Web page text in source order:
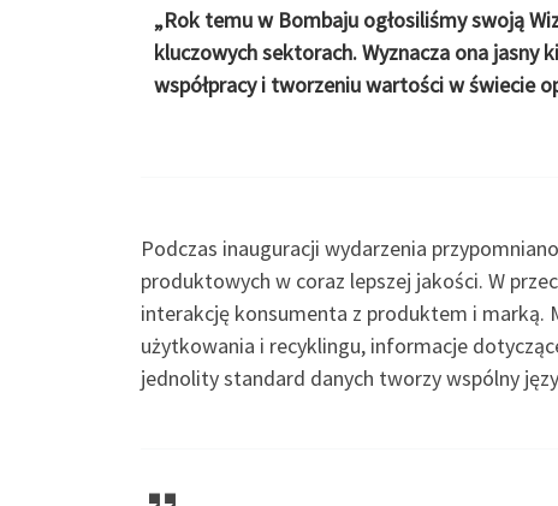
„Rok temu w Bombaju ogłosiliśmy swoją
kluczowych sektorach. Wyznacza ona
współpracy i tworzeniu wartości w świecie
Podczas inauguracji wydarzenia
produktowych w coraz lepszej jakości. W
interakcję konsumenta z produktem i
użytkowania i recyklingu, informacje
jednolity standard danych tworzy wspólny